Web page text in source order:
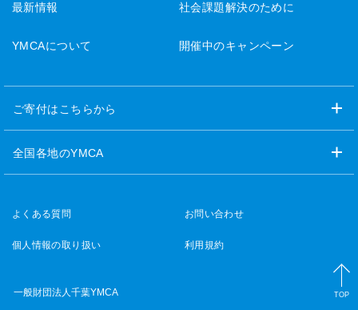
最新情報
YMCAについて
社会課題解決のために
開催中のキャンペーン
ご寄付はこちらから
全国各地のYMCA
よくある質問 お問い合わせ
個人情報の取り扱い 利用規約
一般財団法人千葉YMCA TOP